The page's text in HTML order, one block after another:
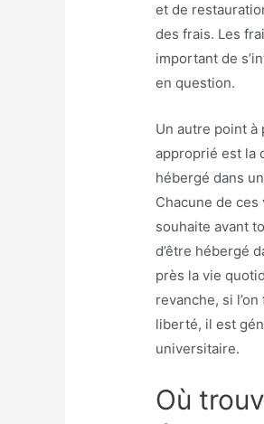
et de
des frais. Les
important de
en question.
Un autre point à
approprié est la
hébergé dans
Chacune de ces
souhaite avant
d’être hébergé
près la vie
revanche, si
liberté, il est
universitaire.
Où